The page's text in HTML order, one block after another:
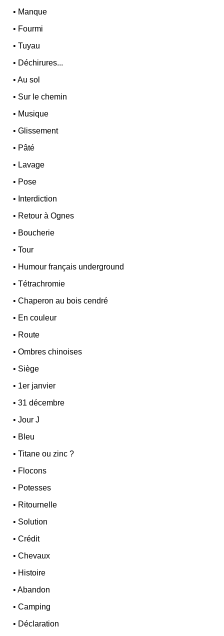
• Manque
• Fourmi
•Tuyau
• Déchirures...
•Au sol
• Sur le chemin
• Musique
•Glissement
• Pâté
• Lavage
• Pose
• Interdiction
• Retour à Ognes
• Boucherie
•Tour
• Humour français underground
•Tétrachromie
•Chaperon au bois cendré
• En couleur
• Route
•Ombres chinoises
• Siège
• 1er janvier
•31 décembre
•Jour J
• Bleu
•Titane ou zinc ?
• Flocons
• Potesses
• Ritournelle
• Solution
•Crédit
•Chevaux
• Histoire
•Abandon
•Camping
• Déclaration